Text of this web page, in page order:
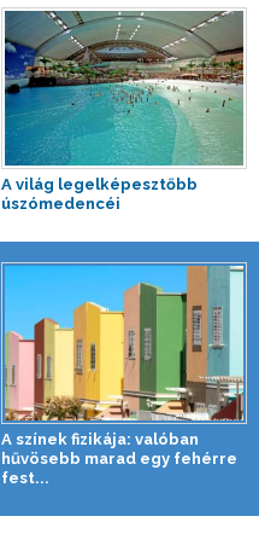
A világ legelképesztőbb
úszómedencéi
A színek fizikája: valóban
hűvösebb marad egy fehérre
fest...